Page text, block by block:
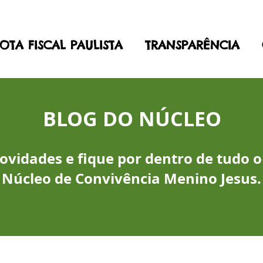
FISCAL PAULISTA TRANSPARÊNCIA
BLOG DO NÚCLEO
e fique por dentro de tudo
Núcleo de Convivência Menino Jesus.